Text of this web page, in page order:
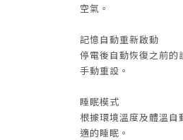
空氣。
記憶自動重新啟動
停電後自動恢復之前
手動重設。
睡眠模式
根據環境溫度及體溫
適的睡眠。